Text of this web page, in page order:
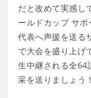
だと改めて実感し
ールドカップ サ
代表へ声援を送る
で大会を盛り上げ
生中継される全64
采を送りましょう！